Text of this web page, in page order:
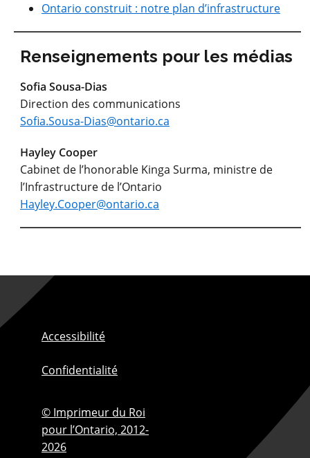
Ontario construit : notre plan d’infrastructure
Renseignements pour les médias
Sofia Sousa-Dias
Direction des communications
Sofia.Sousa-Dias@ontario.ca
Hayley Cooper
Cabinet de l’honorable Kinga Surma, ministre de
l’Infrastructure de l’Ontario
Hayley.Cooper@ontario.ca
Accessibilité
Confidentialité
© Imprimeur du Roi
pour l’Ontario, 2012-
2026